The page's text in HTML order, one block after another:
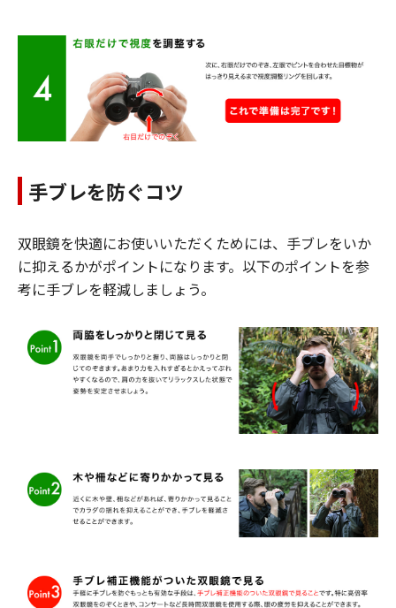
手ブレを防ぐコツ
双眼鏡を快適にお使いいただくためには、手ブレをいか
に抑えるかがポイントになります。以下のポイントを参
考に手ブレを軽減しましょう。